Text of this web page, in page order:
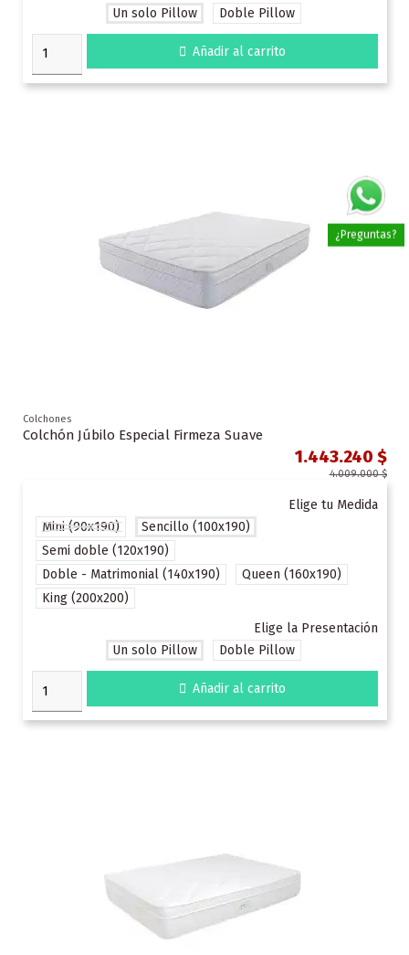
Un solo Pillow Doble Pillow
 Añadir al carrito
Colchones
Colchón Júbilo Especial Firmeza Suave
1.443.240 $
4.009.000 $
Elige tu Medida
Mini (90x190)
Sencillo (100x190)
Semi doble (120x190)
Doble - Matrimonial (140x190)
Queen (160x190)
King (200x200)
Elige la Presentación
Un solo Pillow
Doble Pillow
 Añadir al carrito
¿Preguntas?